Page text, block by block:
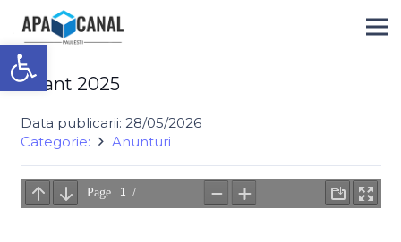
Deschide bara de unelte
Bilant 2025
Data publicarii: 28/05/2026
Categorie:
Anunturi